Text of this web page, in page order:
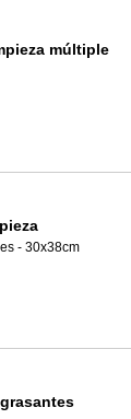
múltiple
- 30x38cm